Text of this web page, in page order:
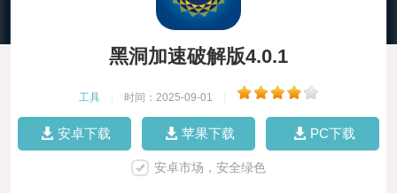
黑洞加速破解版4.0.1
工具 时间：2025-09-01
安卓下载 苹果下载 PC下载
安卓市场，安全绿色